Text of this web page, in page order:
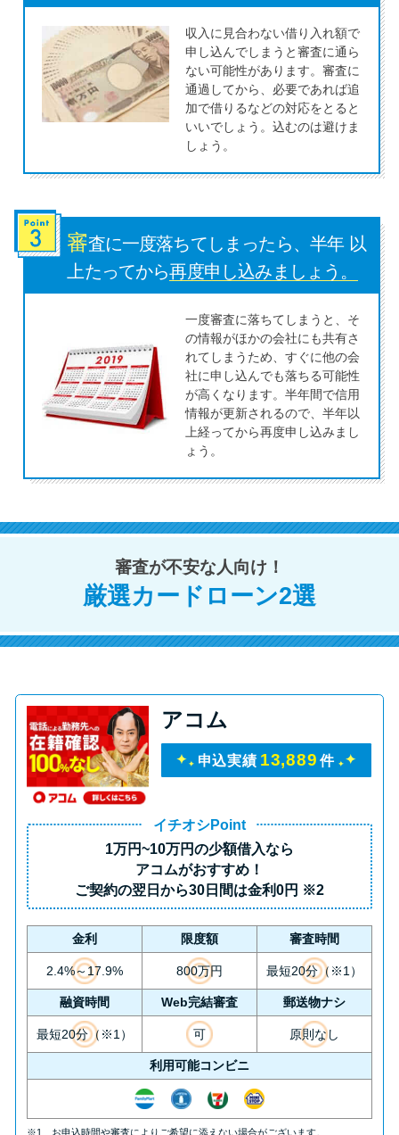
種類や特徴で探す
銀行カードローンを選ぶべき4つ
の理由
種類・特徴別一覧
その他コラム
今月の家賃払えない…2ヵ月目に
は解決しないと危険な理由と対
処法3つ
家賃払えないが強制退去は避け
法2選
に悩む人へ街金をおすすめしな
い理由
質屋でお金を借りるには？年利
較
未成年でもお金を借りられる？
学生がお金を借りる方法があ
る？
学生がお金を借りる方法は？親
へのバレにくさや将来への影響
を解説
ソフト闇金とは？悪質な手口に
は要注意！
090金融（闇金）からお金を借り
てはいけない理由と借りた場合
の対処法
収入に見合わない借り入れ額で
申し込んでしまうと審査に通ら
ない可能性があります。審査に
通過してから、必要であれば追
加で借りるなどの対応をとると
いいでしょう。込むのは避けま
しょう。
審査に一度落ちてしまったら、半年 以
上たってから再度申し込みましょう。
一度審査に落ちてしまうと、そ
の情報がほかの会社にも共有さ
れてしまうため、すぐに他の会
社に申し込んでも落ちる可能性
が高くなります。半年間で信用
情報が更新されるので、半年以
上経ってから再度申し込みまし
ょう。
審査が不安な人向け！
厳選カードローン2選
アコム
申込実績 13,889 件
イチオシPoint
1万円~10万円の少額借入なら
アコムがおすすめ！
ご契約の翌日から30日間は金利0円 ※2
金利 限度額 審査時間
2.4%～17.9% 800万円 最短20分（※1）
融資時間 Web完結審査 郵送物ナシ
最短20分（※1） 可 原則なし
利用可能コンビニ
※1 お申込時間や審査によりご希望に添えない場合がございます。